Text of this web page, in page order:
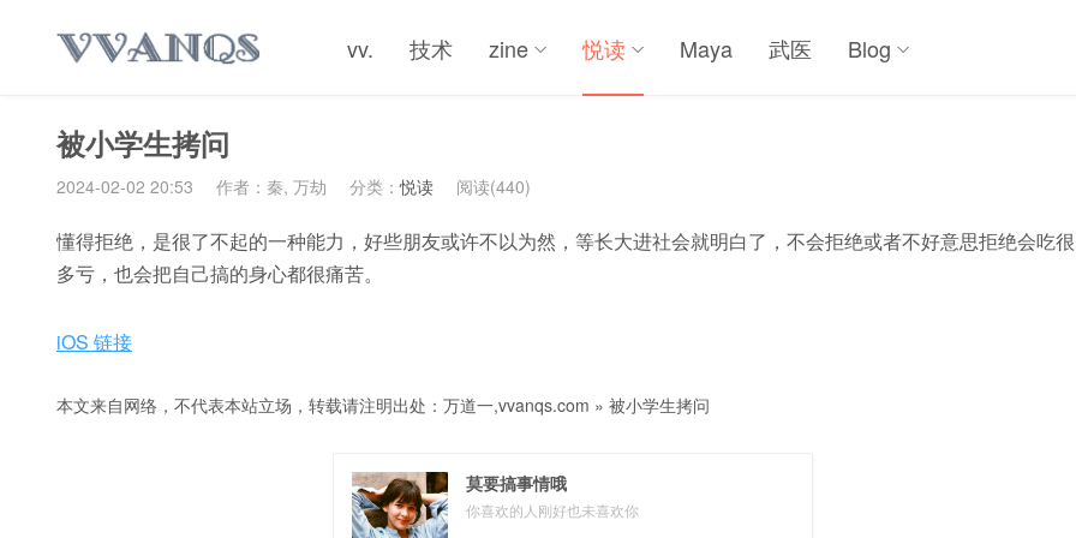
vv. 技术 zine 悦读 Maya 武医 Blog
被小学生拷问
2024-02-02 20:53 作者：秦, 万劫 分类：悦读 阅读(440)
懂得拒绝，是很了不起的一种能力，好些朋友或许不以为然，等长大进社会就明白了，不会拒绝或者不好意思拒绝会吃很
多亏，也会把自己搞的身心都很痛苦。
iOS 链接
本文来自网络，不代表本站立场，转载请注明出处： 万道一,vvanqs.com » 被小学生拷问
莫要搞事情哦
你喜欢的人刚好也未喜欢你